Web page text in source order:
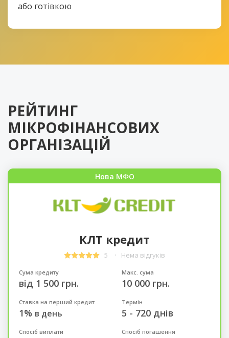
або готівкою
РЕЙТИНГ
МІКРОФІНАНСОВИХ
ОРГАНІЗАЦІЙ
Нова МФО
КЛТ кредит
5 Нема відгуків
Сума кредиту
від 1 500 грн.
Макс. сума
10 000 грн.
Ставка на перший кредит
1% в день
Термін
5 - 720 днів
Спосіб виплати Спосіб погашення